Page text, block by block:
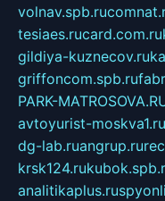
volnav.spb.ru
tesiaes.rucard.com.ru
gildiya-kuznecov.ru
griffoncom.spb.ru
PARK-
avtoyurist-moskva1.ru
dg-lab.ruangrup.ru
krsk124.ru
analitikaplus.ru